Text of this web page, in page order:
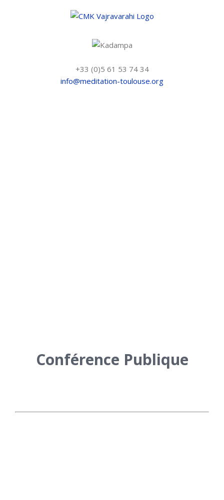
+33 (0)5 61 53 74 34
info@meditation-toulouse.org
Conférence Publique